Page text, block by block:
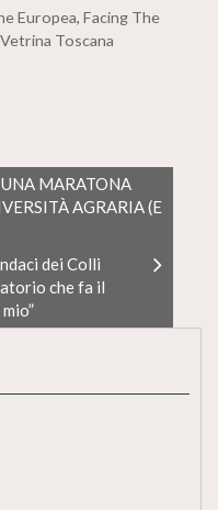
Europea, Facing The
Vetrina Toscana
MARATONA
AGRARIA (E
dei Colli
che fa il